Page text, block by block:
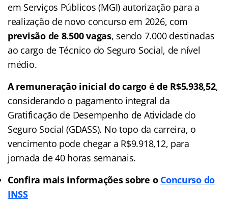
em Serviços Públicos (MGI) autorização para a
realização de novo concurso em 2026, com
previsão de 8.500 vagas, sendo 7.000 destinadas
ao cargo de Técnico do Seguro Social, de nível
médio.
A remuneração inicial do cargo é de R$5.938,52,
considerando o pagamento integral da
Gratificação de Desempenho de Atividade do
Seguro Social (GDASS). No topo da carreira, o
vencimento pode chegar a R$9.918,12, para
jornada de 40 horas semanais.
Confira mais informações sobre o Concurso do
INSS